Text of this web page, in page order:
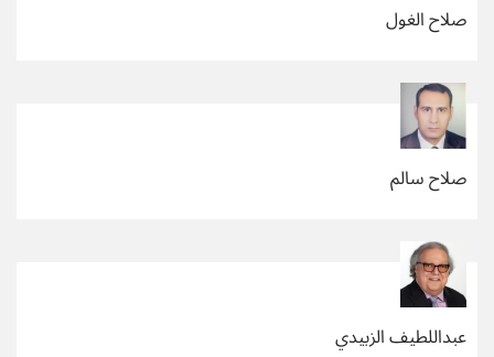
صلاح الغول
صلاح سالم
عبداللطيف الزبيدي